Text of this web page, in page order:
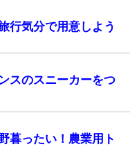
行気分で用意しよう
スのスニーカーをつ
暮ったい！農業用ト